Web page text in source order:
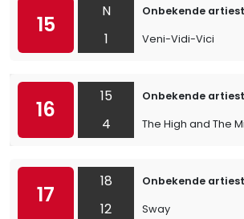
15
N
1
Onbekende artiest
Veni-Vidi-Vici
16
15
4
Onbekende artiest
The High and The
17
18
12
Onbekende artiest
Sway